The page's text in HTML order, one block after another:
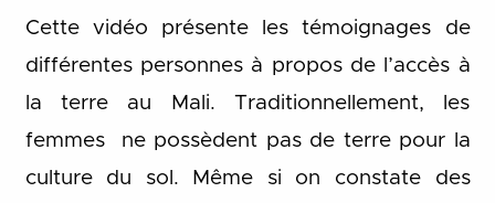
Cette vidéo présente les témoignages de
différentes personnes à propos de l’accès à
la terre au Mali. Traditionnellement, les
femmes ne possèdent pas de terre pour la
culture du sol. Même si on constate des